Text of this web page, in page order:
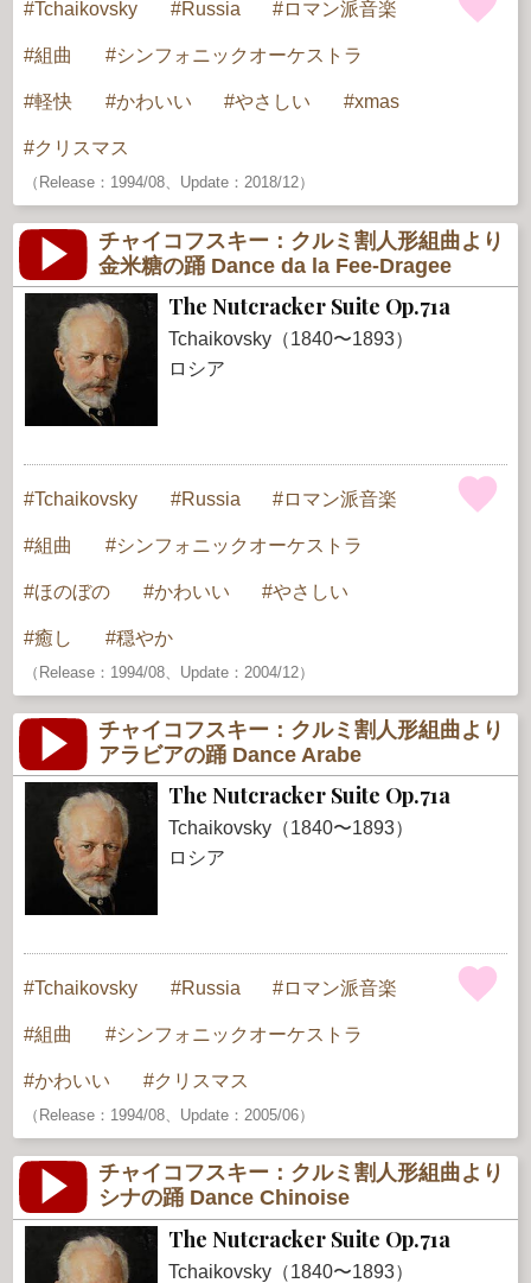
Tchaikovsky Russia ロマン派音楽
組曲 シンフォニックオーケストラ
軽快 かわいい やさしい xmas
クリスマス
（Release：1994/08、Update：2018/12）
チャイコフスキー：クルミ割人形組曲より
金米糖の踊 Dance da la Fee-Dragee
The Nutcracker Suite Op.71a
Tchaikovsky（1840〜1893）
ロシア
Tchaikovsky Russia ロマン派音楽
組曲 シンフォニックオーケストラ
ほのぼの かわいい やさしい
癒し 穏やか
（Release：1994/08、Update：2004/12）
チャイコフスキー：クルミ割人形組曲より
アラビアの踊 Dance Arabe
The Nutcracker Suite Op.71a
Tchaikovsky（1840〜1893）
ロシア
Tchaikovsky Russia ロマン派音楽
組曲 シンフォニックオーケストラ
かわいい クリスマス
（Release：1994/08、Update：2005/06）
チャイコフスキー：クルミ割人形組曲より
シナの踊 Dance Chinoise
The Nutcracker Suite Op.71a
Tchaikovsky（1840〜1893）